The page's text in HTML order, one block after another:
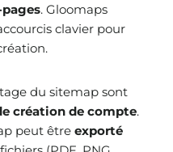
. Gloomaps
clavier pour
du sitemap sont
création de compte.
peut être exporté